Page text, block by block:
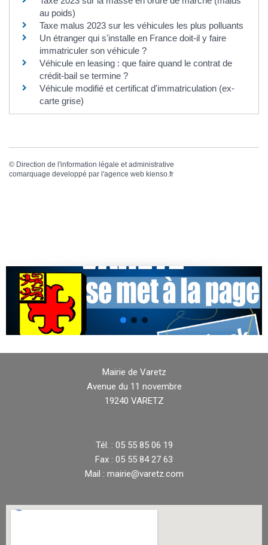
au poids)
Taxe malus 2023 sur les véhicules les plus polluants
Un étranger qui s'installe en France doit-il y faire
immatriculer son véhicule ?
Véhicule en leasing : que faire quand le contrat de
crédit-bail se termine ?
Véhicule modifié et certificat d'immatriculation (ex-
carte grise)
© Direction de l'information légale et administrative
comarquage developpé par l'agence web kienso.fr
Mairie de Varetz
Avenue du 11 novembre
19240 VARETZ
Tél. : 05 55 85 06 19
Fax : 05 55 84 27 63
Mail : mairie@varetz.com